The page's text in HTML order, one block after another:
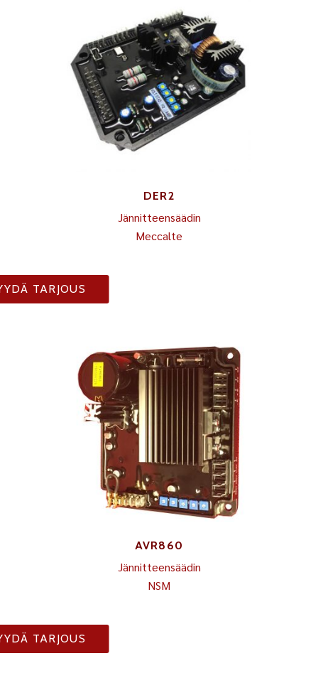
DER2
Jännitteensäädin
Meccalte
TARJOUS
AVR860
Jännitteensäädin
NSM
TARJOUS